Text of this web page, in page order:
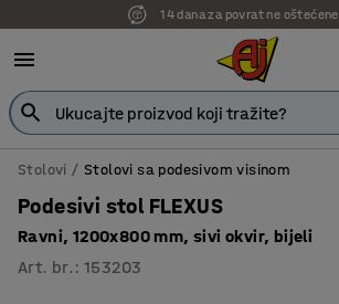
14 dana za povrat ne oštećene
7 godina garancije
Stolovi Stolovi sa podesivom visinom
Podesivi stol FLEXUS
Ravni, 1200x800 mm, sivi okvir, bijeli
Art. br. :153203